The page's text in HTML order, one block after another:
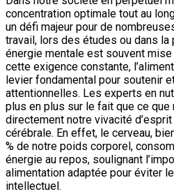
concentration optimale tout au
un défi majeur pour de
travail, lors des études ou dans
énergie mentale est souvent mise
cette exigence constante,
levier fondamental pour soutenir
attentionnelles. Les experts en
plus en plus sur le fait que ce que
directement notre vivacité
cérébrale. En effet, le cerveau,
% de notre poids corporel,
énergie au repos, soulignant
alimentation adaptée pour éviter
intellectuel.